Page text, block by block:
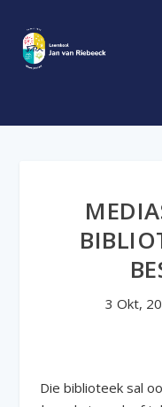
3 Okt,
Die biblioteek sal